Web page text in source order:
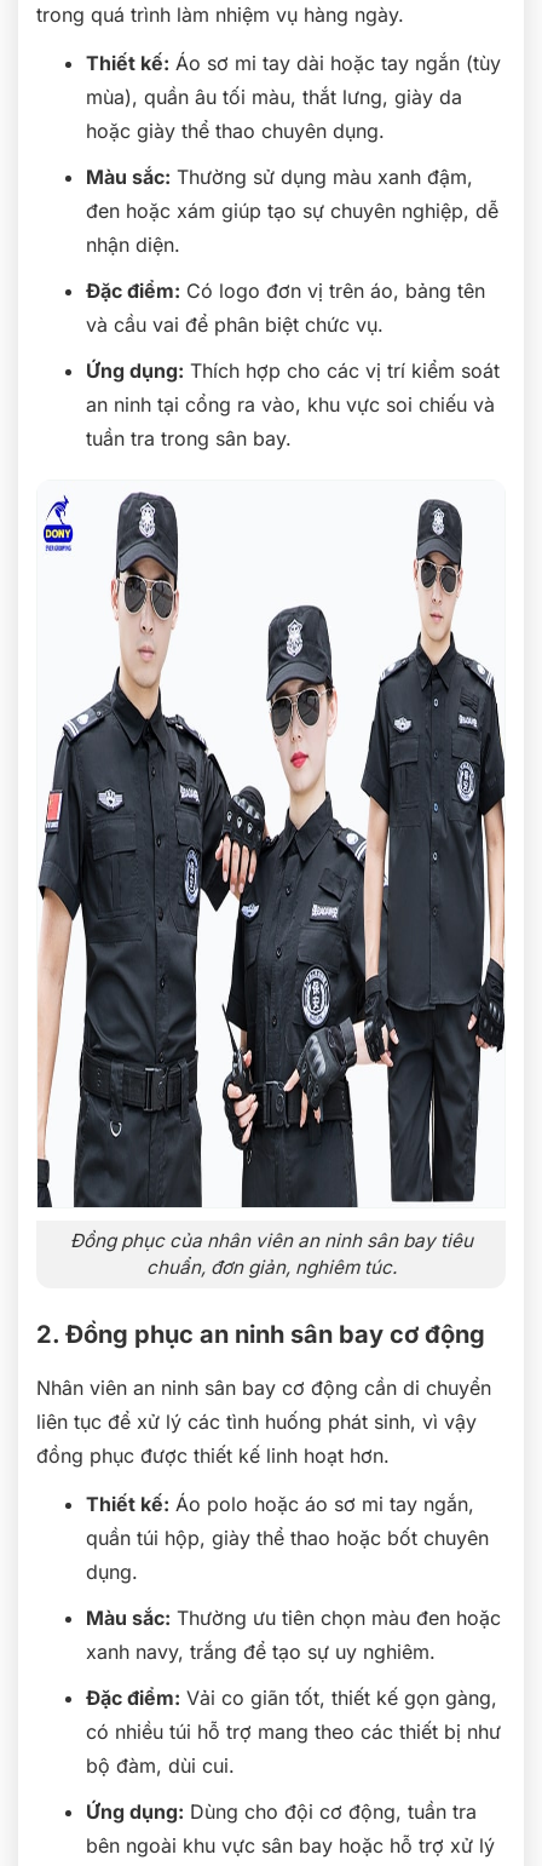
trong quá trình làm nhiệm vụ hàng ngày.
Thiết kế: Áo sơ mi tay dài hoặc tay ngắn (tùy
mùa), quần âu tối màu, thắt lưng, giày da
hoặc giày thể thao chuyên dụng.
Màu sắc: Thường sử dụng màu xanh đậm,
đen hoặc xám giúp tạo sự chuyên nghiệp, dễ
nhận diện.
Đặc điểm: Có logo đơn vị trên áo, bảng tên
và cầu vai để phân biệt chức vụ.
Ứng dụng: Thích hợp cho các vị trí kiểm soát
an ninh tại cổng ra vào, khu vực soi chiếu và
tuần tra trong sân bay.
Đồng phục của nhân viên an ninh sân bay tiêu
chuẩn, đơn giản, nghiêm túc.
2. Đồng phục an ninh sân bay cơ động
Nhân viên an ninh sân bay cơ động cần di chuyển
liên tục để xử lý các tình huống phát sinh, vì vậy
đồng phục được thiết kế linh hoạt hơn.
Thiết kế: Áo polo hoặc áo sơ mi tay ngắn,
quần túi hộp, giày thể thao hoặc bốt chuyên
dụng.
Màu sắc: Thường ưu tiên chọn màu đen hoặc
xanh navy, trắng để tạo sự uy nghiêm.
Đặc điểm: Vải co giãn tốt, thiết kế gọn gàng,
có nhiều túi hỗ trợ mang theo các thiết bị như
bộ đàm, dùi cui.
Ứng dụng: Dùng cho đội cơ động, tuần tra
bên ngoài khu vực sân bay hoặc hỗ trợ xử lý